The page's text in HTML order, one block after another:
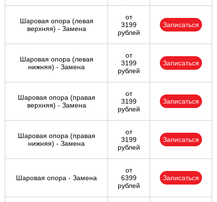
Шаровая опора (левая
верхняя) - Замена
от
3199
рублей
Записаться
Шаровая опора (левая
нижняя) - Замена
от
3199
рублей
Записаться
Шаровая опора (правая
верхняя) - Замена
от
3199
рублей
Записаться
Шаровая опора (правая
нижняя) - Замена
от
3199
рублей
Записаться
Шаровая опора - Замена
от
6399
рублей
Записаться